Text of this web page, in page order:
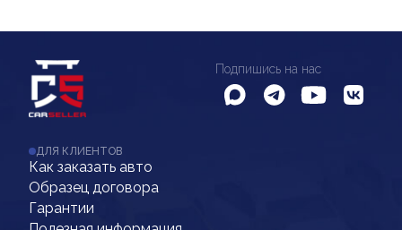
Подпишись на нас
ДЛЯ КЛИЕНТОВ
Как заказать авто
Образец договора
Гарантии